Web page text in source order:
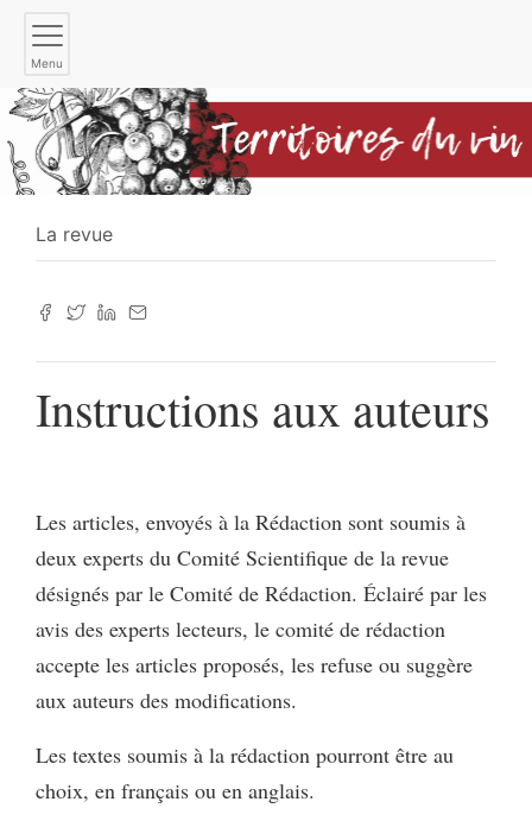
Menu
La revue
Instructions aux auteurs
Les articles, envoyés à la Rédaction sont soumis à
deux experts du Comité Scientifique de la revue
désignés par le Comité de Rédaction. Éclairé par les
avis des experts lecteurs, le comité de rédaction
accepte les articles proposés, les refuse ou suggère
aux auteurs des modifications.
Les textes soumis à la rédaction pourront être au
choix, en français ou en anglais.